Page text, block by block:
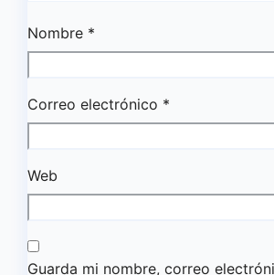
Nombre *
Correo electrónico *
Web
Guarda mi nombre, correo